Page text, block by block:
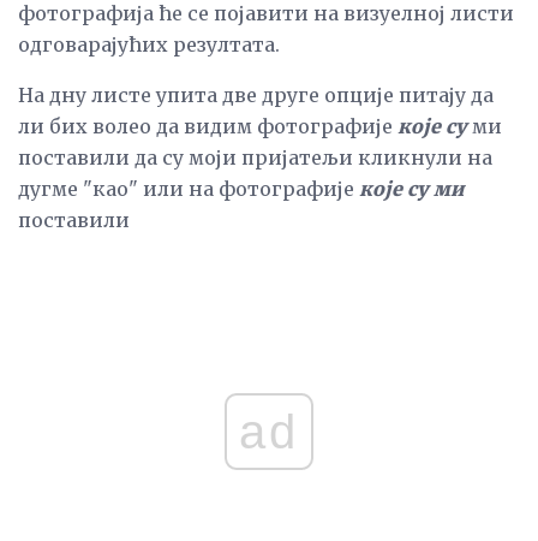
фотографија ће се појавити на визуелној листи
одговарајућих резултата.
На дну листе упита две друге опције питају да
ли бих волео да видим фотографије које суми
поставили да су моји пријатељи кликнули на
дугме "као" или на фотографије које су ми
поставили
ad